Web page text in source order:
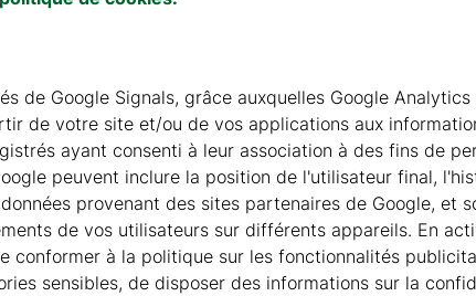
de Google Signals, grâce auxquelles Google
de votre site et/ou de vos applications aux
ayant consenti à leur association à des fins de
peuvent inclure la position de l'utilisateur final,
provenant des sites partenaires de Google, et
de vos utilisateurs sur différents appareils. En
conformer à la politique sur les fonctionnalités
sensibles, de disposer des informations sur la